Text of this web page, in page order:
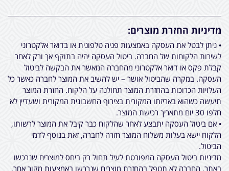
מדיניות החזרת מוצרים:
• ניתן לבטל את העסקה באמצעות פניה טלפונית או בדואר אלקטרוני
לשירות הלקוחות של החברה. ביטול העסקה יהיה בתוקף אך ורק לאחר
קבלת פקס או דואר אלקטרוני מהחברה המאשר את הבקשה לביטול
העסקה. במקרה שהביטול אושר – יש להשיב את המוצר לחברה כאשר כל
העלויות הכרוכות בהחזרת המוצר תחולנה על הלקוח. החזרת המוצר
תיעשה כשהוא באריזתו המקורית בצירוף החשבונית המקורית ושעדיין לא
חלפו 30 יום מתאריך רכישת המוצר.
• אם ביטול העסקה יתבצע לאחר שהלקוח כבר קיבל את המוצר לרשותו,
הלקוח יישא בעלות משלוח המוצר חזרה לחברה, זאת בנוסף לדמי
הביטול.
מדיניות ביטול העסקה המפורטת לעיל תחול רק ביחס למוצרים שנרכשו
באתר. החברה לא תטפל בהחזרת מוצרים שנרכשו באמצעות מקור אחר.